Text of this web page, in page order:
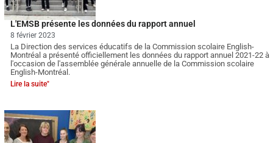
L'EMSB présente les données du rapport annuel
8 février 2023
La Direction des services éducatifs de la Commission scolaire English-
Montréal a présenté officiellement les données du rapport annuel 2021-22 à
l'occasion de l'assemblée générale annuelle de la Commission scolaire
English-Montréal.
Lire la suite"